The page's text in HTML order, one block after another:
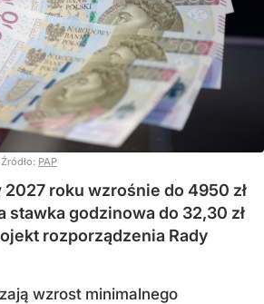
PAP
2027 roku wzrośnie do 4950 zł
stawka godzinowa do 32,30 zł
rozporządzenia Rady
wzrost minimalnego